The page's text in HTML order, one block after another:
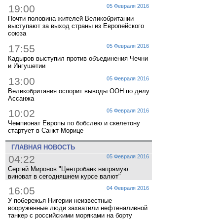
05 Февраля 2016
19:00
Почти половина жителей Великобритании
выступают за выход страны из Европейского
союза
05 Февраля 2016
17:55
Кадыров выступил против объединения Чечни
и Ингушетии
05 Февраля 2016
13:00
Великобритания оспорит выводы ООН по делу
Ассанжа
05 Февраля 2016
10:02
Чемпионат Европы по бобслею и скелетону
стартует в Санкт-Морице
ГЛАВНАЯ НОВОСТЬ
05 Февраля 2016
04:22
Сергей Миронов "Центробанк напрямую
виноват в сегодняшнем курсе валют"
04 Февраля 2016
16:05
У побережья Нигерии неизвестные
вооруженные люди захватили нефтеналивной
танкер с российскими моряками на борту